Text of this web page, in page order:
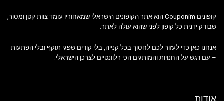
קופונים Couponim הוא אתר הקופונים הישראלי שמאחוריו עומד צוות קטן ומסור,
שבודק ידנית כל קופון לפני שהוא עולה לאתר.
אנחנו כאן כדי לעזור לכם לחסוך בכל קנייה, בלי קודים שפגי תוקף ובלי הפתעות
– עם דגש על החנויות והמותגים הכי רלוונטיים לצרכן הישראלי.
אודות